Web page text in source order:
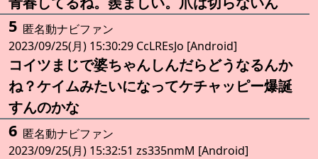
5 匿名動ナビファン
2023/09/25(月) 15:30:29 CcLREsJo [Android]
コイツまじで婆ちゃんしんだらどうなるんか
ね？ケイムみたいになってケチャッピー爆誕
すんのかな
6 匿名動ナビファン
2023/09/25(月) 15:32:51 zs335nmM [Android]